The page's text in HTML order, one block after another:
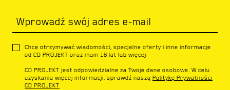
Wprowadź swój adres e-mail
Chcę otrzymywać wiadomości, specjalne oferty i inne informacje
od CD PROJEKT oraz mam 16 lat lub więcej
CD PROJEKT jest odpowiedzialne za Twoje dane osobowe. W celu
uzyskania więcej informacji, sprawdź naszą Politykę Prywatności
CD PROJEKT